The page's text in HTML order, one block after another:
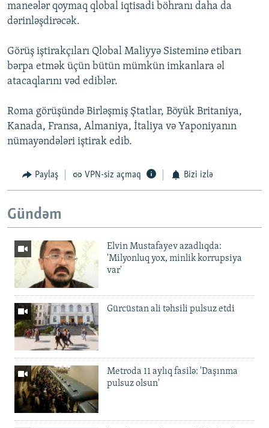
maneələr qoymaq qlobal iqtisadi böhranı daha da
dərinləşdirəcək.
Görüş iştirakçıları Qlobal Maliyyə Sisteminə etibarı
bərpa etmək üçün bütün mümkün imkanlara əl
atacaqlarını vəd ediblər.
Roma görüşündə Birləşmiş Ştatlar, Böyük Britaniya,
Kanada, Fransa, Almaniya, İtaliya və Yaponiyanın
nümayəndələri iştirak edib.
Paylaş VPN-siz açmaq Bizi izlə
Gündəm
Elvin Mustafayev azadlıqda:
'Milyonluq yox, minlik korrupsiya
var'
Gürcüstan ali təhsili pulsuz etdi
Metroda 11 aylıq fasilə: 'Daşınma
pulsuz olsun'